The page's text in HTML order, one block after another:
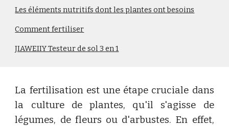
Les éléments nutritifs dont les plantes ont besoins
Comment fertiliser
JIAWEIIY Testeur de sol 3 en 1
La fertilisation est une étape cruciale dans
la culture de plantes, qu'il s'agisse de
légumes, de fleurs ou d'arbustes. En effet,